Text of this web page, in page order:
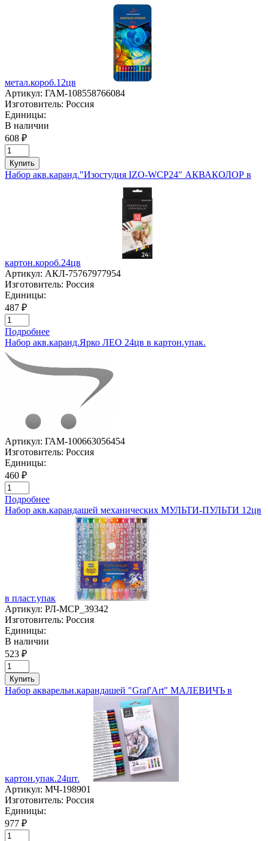
метал.короб.12цв
Артикул: ГАМ-108558766084
Изготовитель: Россия
Единицы:
В наличии
608 ₽
Купить
Набор акв.каранд."Изостудия IZO-WCP24" АКВАКОЛОР в
картон.короб.24цв
Артикул: АКЛ-75767977954
Изготовитель: Россия
Единицы:
487 ₽
Подробнее
Набор акв.каранд.Ярко ЛЕО 24цв в картон.упак.
Артикул: ГАМ-100663056454
Изготовитель: Россия
Единицы:
460 ₽
Подробнее
Набор акв.карандашей механических МУЛЬТИ-ПУЛЬТИ 12цв
в пласт.упак
Артикул: РЛ-MCP_39342
Изготовитель: Россия
Единицы:
В наличии
523 ₽
Купить
Набор акварельн.карандашей "Graf'Art" МАЛЕВИЧЪ в
картон.упак.24шт.
Артикул: МЧ-198901
Изготовитель: Россия
Единицы:
977 ₽